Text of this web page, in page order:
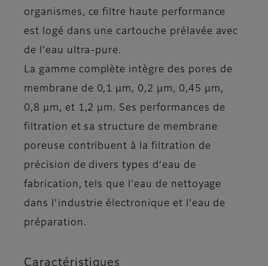
organismes, ce filtre haute performance
est logé dans une cartouche prélavée avec
de l’eau ultra-pure.
La gamme complète intègre des pores de
membrane de 0,1 µm, 0,2 µm, 0,45 µm,
0,8 µm, et 1,2 µm. Ses performances de
filtration et sa structure de membrane
poreuse contribuent à la filtration de
précision de divers types d’eau de
fabrication, tels que l’eau de nettoyage
dans l’industrie électronique et l’eau de
préparation.
Caractéristiques